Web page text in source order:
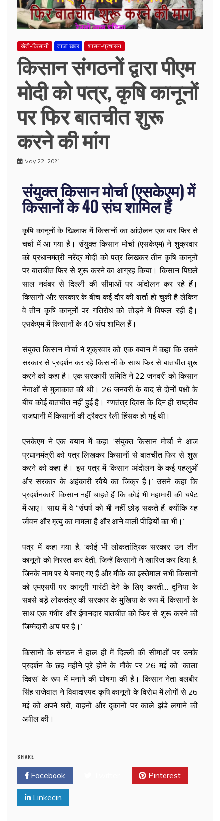
खेती-किसानी ताजा खबर शासन-प्रशासन
किसान संगठनों द्वारा पीएम
मोदी को पत्र, कृषि कानूनों
पर फिर बातचीत शुरू
करने की मांग
May 22, 2021
संयुक्त किसान मोर्चा (एसकेएम) में
किसानों के 40 संघ शामिल हैं
कृषि कानूनों के खिलाफ में किसानों का आंदोलन एक बार फिर से
चर्चा में आ गया है। संयुक्त किसान मोर्चा (एसकेएम) ने शुक्रवार
को प्रधानमंत्री नरेंद्र मोदी को पत्र लिखकर तीन कृषि कानूनों
पर बातचीत फिर से शुरू करने का आग्रह किया। किसान पिछले
साल नवंबर से दिल्ली की सीमाओं पर आंदोलन कर रहे हैं।
किसानों और सरकार के बीच कई दौर की वार्ता हो चुकी है लेकिन
वे तीन कृषि कानूनों पर गतिरोध को तोड़ने में विफल रही है।
एसकेएम में किसानों के 40 संघ शामिल हैं।
संयुक्त किसान मोर्चा ने शुक्रवार को एक बयान में कहा कि उसने
सरकार से प्रदर्शन कर रहे किसानों के साथ फिर से बातचीत शुरू
करने को कहा है। एक सरकारी समिति ने 22 जनवरी को किसान
नेताओं से मुलाकात की थी। 26 जनवरी के बाद से दोनों पक्षों के
बीच कोई बातचीत नहीं हुई है। गणतंत्र दिवस के दिन ही राष्ट्रीय
राजधानी में किसानों की ट्रैक्टर रैली हिंसक हो गई थी।
एसकेएम ने एक बयान में कहा, ‘संयुक्त किसान मोर्चा ने आज
प्रधानमंत्री को पत्र लिखकर किसानों से बातचीत फिर से शुरू
करने को कहा है। इस पत्र में किसान आंदोलन के कई पहलुओं
और सरकार के अहंकारी रवैये का जिक्र है।’ उसने कहा कि
प्रदर्शनकारी किसान नहीं चाहते हैं कि कोई भी महामारी की चपेट
में आए। साथ में वे “संघर्ष को भी नहीं छोड़ सकते हैं, क्योंकि यह
जीवन और मृत्यु का मामला है और आने वाली पीढ़ियों का भी।”
पत्र में कहा गया है, ‘कोई भी लोकतांत्रिक सरकार उन तीन
कानूनों को निरस्त कर देती, जिन्हें किसानों ने खारिज कर दिया है,
जिनके नाम पर ये बनाए गए हैं और मौके का इस्तेमाल सभी किसानों
को एमएसपी पर कानूनी गारंटी देने के लिए करती… दुनिया के
सबसे बड़े लोकतंत्र की सरकार के मुखिया के रूप में, किसानों के
साथ एक गंभीर और ईमानदार बातचीत को फिर से शुरू करने की
जिम्मेदारी आप पर है।’
किसानों के संगठन ने हाल ही में दिल्ली की सीमाओं पर उनके
प्रदर्शन के छह महीने पूरे होने के मौके पर 26 मई को ‘काला
दिवस’ के रूप में मनाने की घोषणा की है। किसान नेता बलबीर
सिंह राजेवाल ने विवादास्पद कृषि कानूनों के विरोध में लोगों से 26
मई को अपने घरों, वाहनों और दुकानों पर काले झंडे लगाने की
अपील की।
SHARE
Facebook Pinterest
Linkedin